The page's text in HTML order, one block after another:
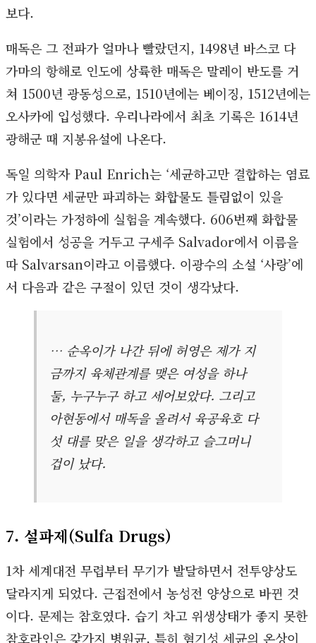
보다.
매독은 그 전파가 얼마나 빨랐던지, 1498년 바스코 다
가마의 항해로 인도에 상륙한 매독은 말레이 반도를 거
쳐 1500년 광동성으로, 1510년에는 베이징, 1512년에는
오사카에 입성했다. 우리나라에서 최초 기록은 1614년
광해군 때 지봉유설에 나온다.
독일 의학자 Paul Enrich는 ‘세균하고만 결합하는 염료
가 있다면 세균만 파괴하는 화합물도 틀림없이 있을
것’이라는 가정하에 실험을 계속했다. 606번째 화합물
실험에서 성공을 거두고 구세주 Salvador에서 이름을
따 Salvarsan이라고 이름했다. 이광수의 소설 ‘사랑’에
서 다음과 같은 구절이 있던 것이 생각났다.
… 순옥이가 나간 뒤에 허영은 제가 지
금까지 육체관계를 맺은 여성을 하나
둘, 누구누구 하고 세어보았다. 그리고
아현동에서 매독을 올려서 육공육호 다
섯 대를 맞은 일을 생각하고 슬그머니
겁이 났다.
7. 설파제(Sulfa Drugs)
1차 세계대전 무렵부터 무기가 발달하면서 전투양상도
달라지게 되었다. 근접전에서 농성전 양상으로 바뀐 것
이다. 문제는 참호였다. 습기 차고 위생상태가 좋지 못한
참호라인은 갖가지 병원균, 특히 혐기성 세균의 온상이